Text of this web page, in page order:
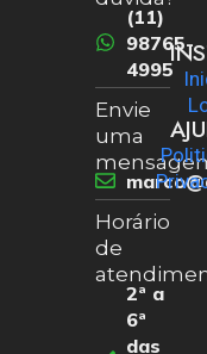
(11)
98765-
4995
Envie
uma
Horário
de
2ª a
6ª
das